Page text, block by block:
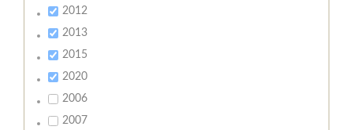
2012
2013
2015
2020
2006
2007